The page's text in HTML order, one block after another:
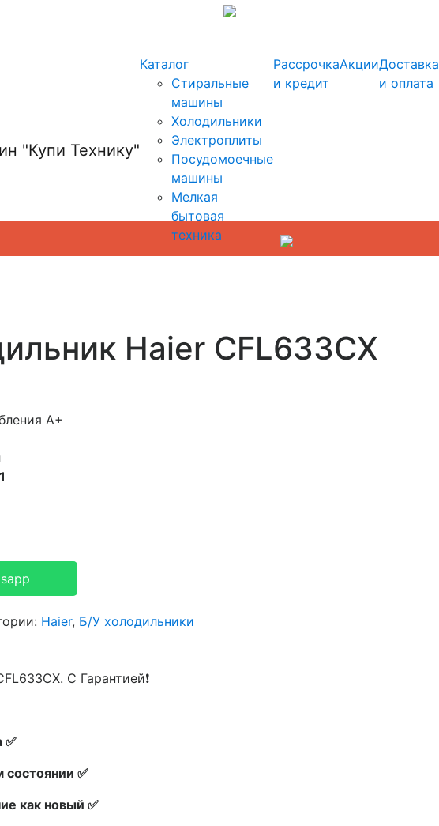
Каталог
Стиральные
машины
Холодильники
Электроплиты
Посудомоечные
машины
Мелкая
бытовая
техника
Рассрочка
и кредит
АкцииДоставка
и оплата
Haier CFL633CX
A+
Haier, Б/У холодильники
С Гарантией❗
✅
✅
как новый ✅